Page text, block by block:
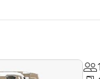
endast
för upp till 12